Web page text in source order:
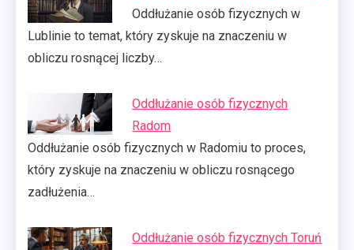
Oddłużanie osób fizycznych w
Lublinie to temat, który zyskuje na znaczeniu w
obliczu rosnącej liczby…
Oddłużanie osób fizycznych
Radom
Oddłużanie osób fizycznych w Radomiu to proces,
który zyskuje na znaczeniu w obliczu rosnącego
zadłużenia…
Oddłużanie osób fizycznych Toruń